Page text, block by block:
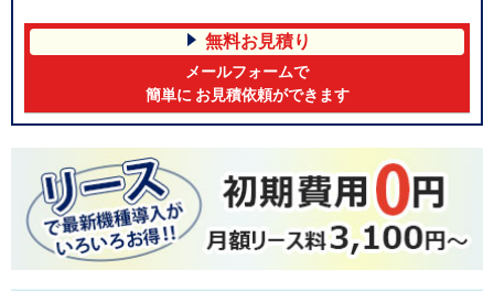
無料お見積り
メールフォームで
簡単に お見積依頼ができます